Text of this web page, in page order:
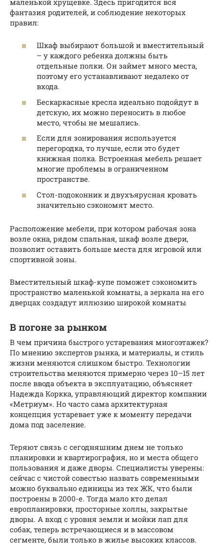
фантазия родителей, и соблюдение некоторых
правил:
Шкаф выбирают большой и вместительный
– у каждого ребенка должны быть
отдельные полки. Он займет много места,
поэтому его устанавливают недалеко от
входа.
Бескаркасные кресла идеально подойдут в
детскую, их можно переносить в любое
место, чтобы не мешались.
Если для зонирования используется
перегородка, то лучше, если это будет
книжная полка. Встроенная мебель решает
многие проблемы в ограниченном
пространстве.
Стол-подоконник и двухъярусная кровать
значительно сэкономят место.
Расположение мебели, при котором рабочая зона
возле окна, рядом спальная, шкаф возле двери,
позволит оставить больше места для игровой или
спортивной зоны.
Вместительный шкаф-купе поможет сэкономить
пространство маленькой комнаты, а зеркала на его
дверцах создадут иллюзию широкой комнаты
В погоне за рынком
В чем причина быстрого устаревания многоэтажек?
По мнению экспертов рынка, и материалы, и стиль
жизни меняются слишком быстро. Технологии
строительства меняются примерно через 10–15 лет
после ввода объекта в эксплуатацию, объясняет
Надежда Коркка, управляющий директор компании
«Метриум». Но часто сама архитектурная
концепция устаревает уже к моменту передачи
дома под заселение.
Теряют связь с сегодняшним днем не только
планировки и квартирография, но и места общего
пользования и даже дворы. Специалисты уверены:
сейчас с чистой совестью назвать современными
можно буквально единицы из тех ЖК, что были
построены в 2000-е. Тогда мало кто делал
европланировки, просторные холлы, закрытые
дворы. А вход с уровня земли и мойки лап для
собак, теперь встречающиеся и в массовом
сегменте, были только в жилье высоких классов.